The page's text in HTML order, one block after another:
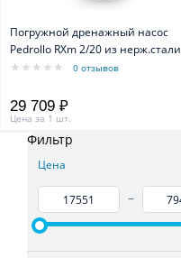
Погружной дренажный насос
Pedrollo RXm 2/20 из нерж.стали
для грязной воды
0 отзывов
29 709 ₽
Цена за 1 шт.
Фильтр
Цена
–